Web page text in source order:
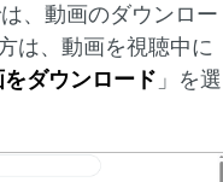
、動画のダウンロー
は、動画を視聴中に
ダウンロード 」を選